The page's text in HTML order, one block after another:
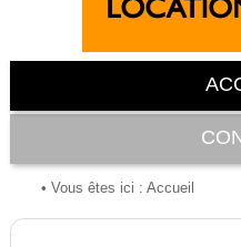
• Vous êtes ici : Accueil